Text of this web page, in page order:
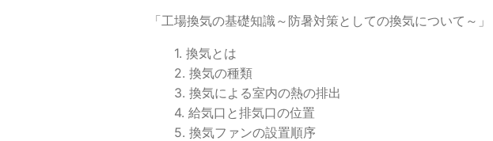
「工場換気の基礎知識～防暑対策としての換気について～」
1. 換気とは
2. 換気の種類
3. 換気による室内の熱の排出
4. 給気口と排気口の位置
5. 換気ファンの設置順序